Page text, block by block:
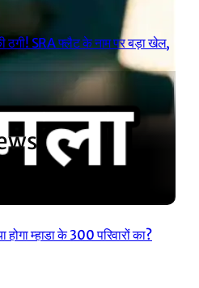
ठगी! SRA फ्लैट के नाम पर बड़ा खेल,
म्हाडा के 300 परिवारों का?